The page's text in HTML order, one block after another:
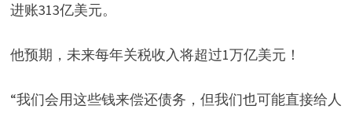
进账313亿美元。
他预期，未来每年关税收入将超过1万亿美元！
“我们会用这些钱来偿还债务，但我们也可能直接给人